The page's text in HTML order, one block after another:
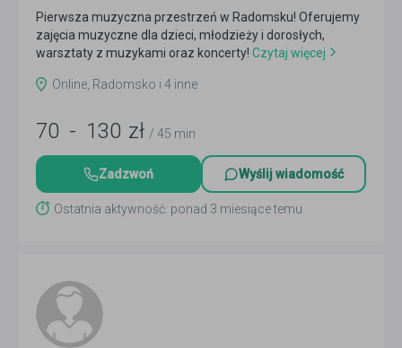
Pierwsza muzyczna przestrzeń w Radomsku! Oferujemy
zajęcia muzyczne dla dzieci, młodzieży i dorosłych,
warsztaty z muzykami oraz koncerty! Czytaj więcej
Online, Radomsko i 4 inne
70 - 130 zł / 45 min
Zadzwoń Wyślij wiadomość
Ostatnia aktywność: ponad 3 miesiące temu